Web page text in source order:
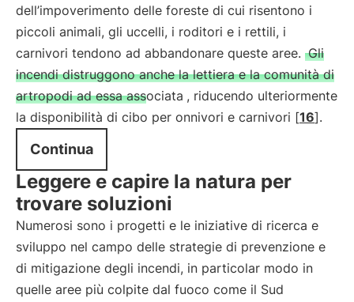
dell’impoverimento delle foreste di cui risentono i
piccoli animali, gli uccelli, i roditori e i rettili, i
carnivori tendono ad abbandonare queste aree. Gli
incendi distruggono anche la lettiera e la comunità di
artropodi ad essa associata , riducendo ulteriormente
la disponibilità di cibo per onnivori e carnivori [16].
Continua
Leggere e capire la natura per
trovare soluzioni
Numerosi sono i progetti e le iniziative di ricerca e
sviluppo nel campo delle strategie di prevenzione e
di mitigazione degli incendi, in particolar modo in
quelle aree più colpite dal fuoco come il Sud